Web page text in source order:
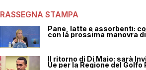
RASSEGNA STAMPA
Pane, latte e assorbenti:
con la prossima manovra
Il ritorno di Di Maio: sarà
Ue per la Regione del Golfo